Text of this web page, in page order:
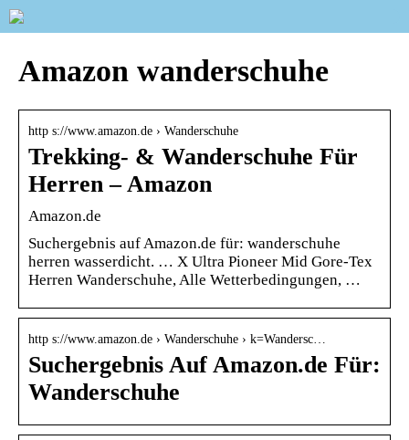
Amazon wanderschuhe
http s://www.amazon.de › Wanderschuhe
Trekking- & Wanderschuhe Für
Herren – Amazon
Amazon.de
Suchergebnis auf Amazon.de für: wanderschuhe
herren wasserdicht. … X Ultra Pioneer Mid Gore-Tex
Herren Wanderschuhe, Alle Wetterbedingungen, …
http s://www.amazon.de › Wanderschuhe › k=Wandersc…
Suchergebnis Auf Amazon.de Für:
Wanderschuhe